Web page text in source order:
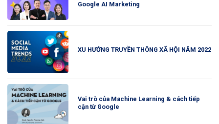
Google AI Marketing
XU HƯỚNG TRUYỀN THÔNG XÃ HỘI NĂM 2022
Vai trò của Machine Learning & cách tiếp
cận từ Google